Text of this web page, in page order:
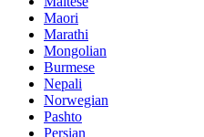
Maori
Marathi
Mongolian
Burmese
Nepali
Norwegian
Pashto
Persian